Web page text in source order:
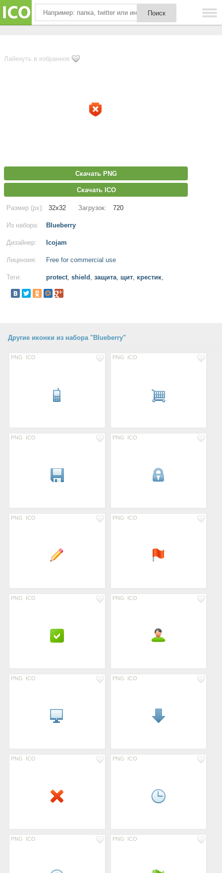
Лайкнуть в избранное
Скачать PNG
Скачать ICO
Размер (px): 32x32 Загрузок: 720
Из набора: Blueberry
Дизайнер: Icojam
Лицензия: Free for commercial use
Теги: protect, shield , защита, щит, крестик,
Другие иконки из набора "Blueberry"
PNG ICO PNG ICO
PNG ICO PNG ICO
PNG ICO PNG ICO
PNG ICO PNG ICO
PNG ICO PNG ICO
PNG ICO PNG ICO
PNG ICO PNG ICO